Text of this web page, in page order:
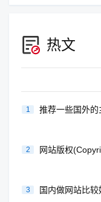
热文
1 推荐一些国外的
2 网站版权
3 国内做网站比较